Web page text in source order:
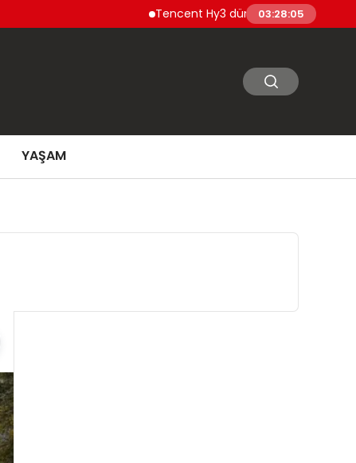
Tencent Hy3 dünya genelinde kullanıma
03:28:06
YAŞAM